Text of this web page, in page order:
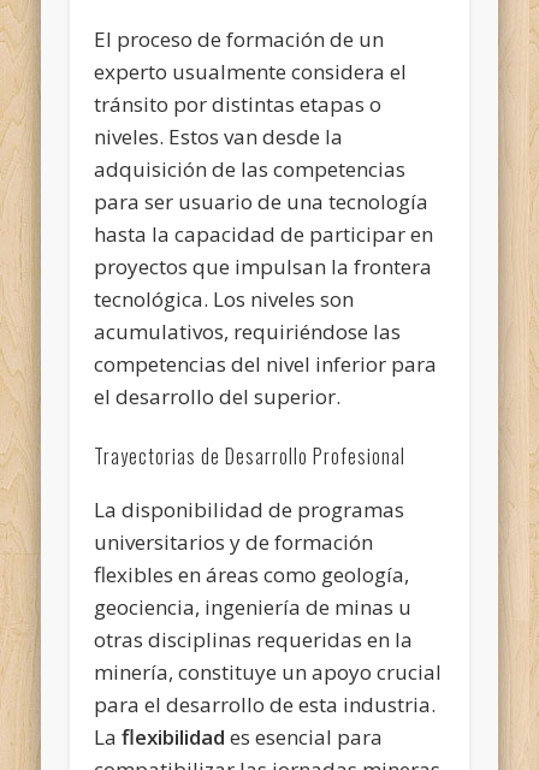
El proceso de formación de un
experto usualmente considera el
tránsito por distintas etapas o
niveles. Estos van desde la
adquisición de las competencias
para ser usuario de una tecnología
hasta la capacidad de participar en
proyectos que impulsan la frontera
tecnológica. Los niveles son
acumulativos, requiriéndose las
competencias del nivel inferior para
el desarrollo del superior.
Trayectorias de Desarrollo Profesional
La disponibilidad de programas
universitarios y de formación
flexibles en áreas como geología,
geociencia, ingeniería de minas u
otras disciplinas requeridas en la
minería, constituye un apoyo crucial
para el desarrollo de esta industria.
Laflexibilidad es esencial para